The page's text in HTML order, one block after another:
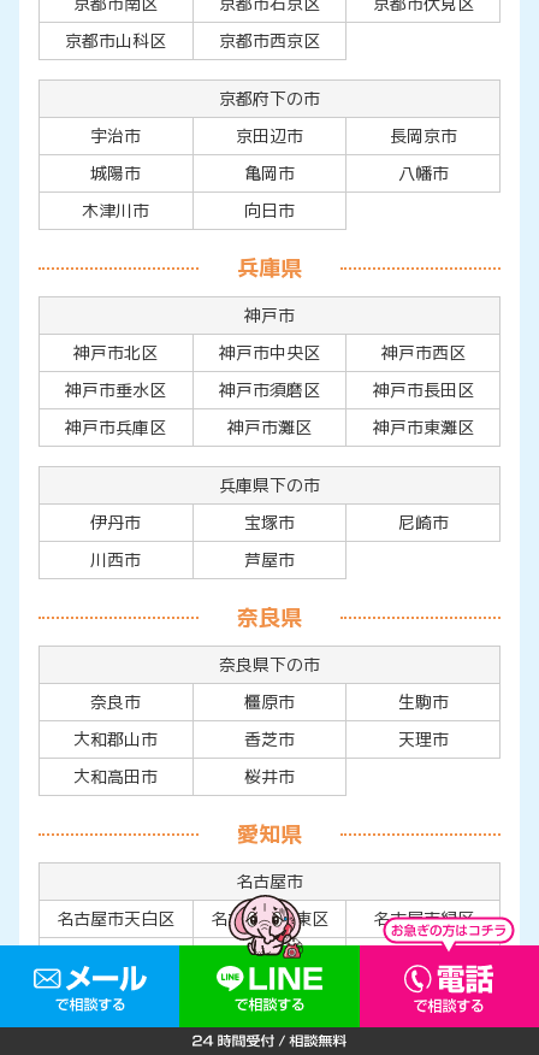
京都市山科区
京都市西京区
京都府下の市
宇治市
京田辺市
長岡京市
城陽市
亀岡市
八幡市
木津川市
向日市
兵庫県
神戸市
神戸市北区
神戸市中央区
神戸市西区
神戸市垂水区
神戸市須磨区
神戸市長田区
神戸市兵庫区
神戸市灘区 神戸市東灘区
兵庫県下の市
伊丹市
宝塚市
尼崎市
川西市
芦屋市
奈良県
奈良県下の市
奈良市
橿原市
生駒市
大和郡山市
香芝市
天理市
大和高田市
桜井市
愛知県
名古屋市
名古屋市天白区
名古屋市名東区
名古屋市緑区
名古屋市南区
名古屋市港区
名古屋市中川区
名古屋市熱田区
名古屋市瑞穂区
名古屋市昭和区
名古屋市中区 名古屋市中村区